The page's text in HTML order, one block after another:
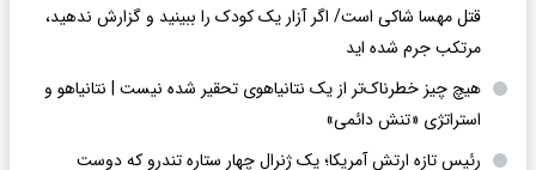
قتل مهسا شاکی است/ اگر آزار یک کودک را ببینید و گزارش ندهید،
مرتکب جرم شده اید
هیچ چیز خطرناک‌تر از یک نتانیاهوی تحقیر شده نیست | نتانیاهو و
استراتژی «تنش دائمی»
رئیس تازه ارتش آمریکا؛ یک ژنرال چهار ستاره تندرو که دوست